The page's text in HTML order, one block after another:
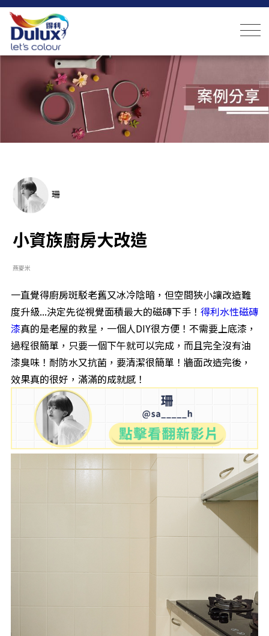
珊
小資族廚房大改造
燕麥米
一直覺得廚房斑駁老舊又冰冷陰暗，但空間狹小讓改造難
度升級...決定先從視覺面積最大的磁磚下手！ 得利水性磁磚
漆真的是老屋的救星，一個人DIY很方便！不需要上底漆，
過程很簡單，只要一個下午就可以完成，而且完全沒有油
漆臭味！耐防水又抗菌，要清潔很簡單！牆面改造完後，
效果真的很好，滿滿的成就感！